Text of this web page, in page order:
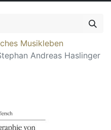
Musikleben
Andreas Haslinger